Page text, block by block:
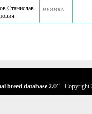
НЕЯВКА
Станислав
breed database 2.0'' - Copyright